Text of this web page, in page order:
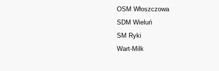
OSM Włoszczowa
SDM Wieluń
SM Ryki
Wart-Milk